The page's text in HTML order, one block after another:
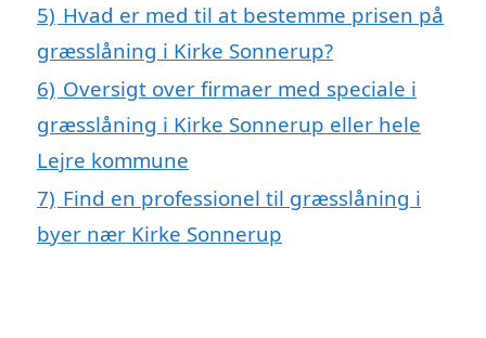
5) Hvad er med til at bestemme prisen på
græsslåning i Kirke Sonnerup?
6) Oversigt over firmaer med speciale i
græsslåning i Kirke Sonnerup eller hele
Lejre kommune
7) Find en professionel til græsslåning i
byer nær Kirke Sonnerup